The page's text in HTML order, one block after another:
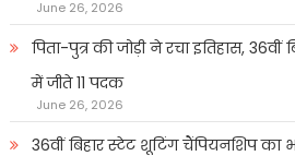
June 26, 2026
पिता-पुत्र की जोड़ी ने रचा इतिहास,
में जीते 11 पदक
June 26, 2026
36वीं बिहार स्टेट शूटिंग चैंपियनशिप का